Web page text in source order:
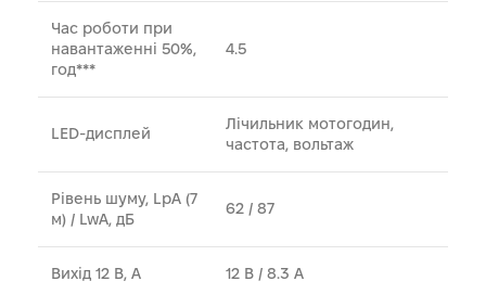
Час роботи при
навантаженні 50%,
год***
4.5
LED‑дисплей
Лічильник мотогодин,
частота, вольтаж
Рівень шуму, LpA (7
м) / LwA, дБ
62 / 87
Вихід 12 В, А 12 В / 8.3 А